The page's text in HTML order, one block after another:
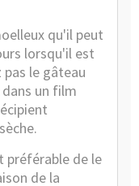
qu'il peut
lorsqu'il est
pas le gâteau
un film
préférable de le
de la